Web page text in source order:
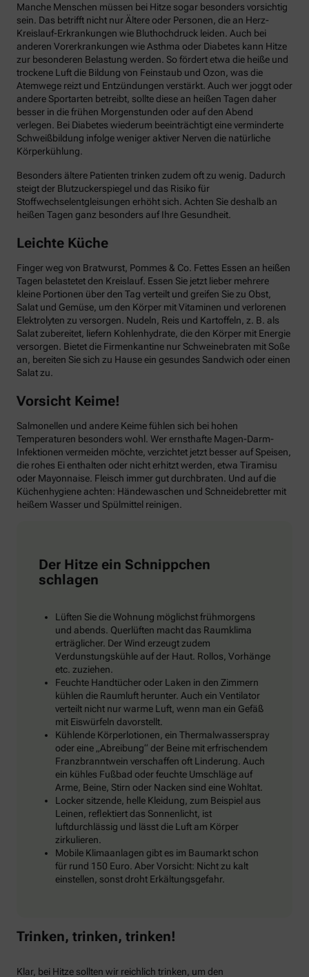
Manche Menschen müssen bei Hitze sogar besonders vorsichtig
sein. Das betrifft nicht nur Ältere oder Personen, die an Herz-
Kreislauf-Erkrankungen wie Bluthochdruck leiden. Auch bei
anderen Vorerkrankungen wie Asthma oder Diabetes kann Hitze
zur besonderen Belastung werden. So fördert etwa die heiße und
trockene Luft die Bildung von Feinstaub und Ozon, was die
Atemwege reizt und Entzündungen verstärkt. Auch wer joggt oder
andere Sportarten betreibt, sollte diese an heißen Tagen daher
besser in die frühen Morgenstunden oder auf den Abend
verlegen. Bei Diabetes wiederum beeinträchtigt eine verminderte
Schweißbildung infolge weniger aktiver Nerven die natürliche
Körperkühlung.
Besonders ältere Patienten trinken zudem oft zu wenig. Dadurch
steigt der Blutzuckerspiegel und das Risiko für
Stoffwechselentgleisungen erhöht sich. Achten Sie deshalb an
heißen Tagen ganz besonders auf Ihre Gesundheit.
Leichte Küche
Finger weg von Bratwurst, Pommes & Co. Fettes Essen an heißen
Tagen belastetet den Kreislauf. Essen Sie jetzt lieber mehrere
kleine Portionen über den Tag verteilt und greifen Sie zu Obst,
Salat und Gemüse, um den Körper mit Vitaminen und verlorenen
Elektrolyten zu versorgen. Nudeln, Reis und Kartoffeln, z. B. als
Salat zubereitet, liefern Kohlenhydrate, die den Körper mit Energie
versorgen. Bietet die Firmenkantine nur Schweinebraten mit Soße
an, bereiten Sie sich zu Hause ein gesundes Sandwich oder einen
Salat zu.
Vorsicht Keime!
Salmonellen und andere Keime fühlen sich bei hohen
Temperaturen besonders wohl. Wer ernsthafte Magen-Darm-
Infektionen vermeiden möchte, verzichtet jetzt besser auf Speisen,
die rohes Ei enthalten oder nicht erhitzt werden, etwa Tiramisu
oder Mayonnaise. Fleisch immer gut durchbraten. Und auf die
Küchenhygiene achten: Händewaschen und Schneidebretter mit
heißem Wasser und Spülmittel reinigen.
Der Hitze ein Schnippchen
schlagen
Lüften Sie die Wohnung möglichst frühmorgens
und abends. Querlüften macht das Raumklima
erträglicher. Der Wind erzeugt zudem
Verdunstungskühle auf der Haut. Rollos, Vorhänge
etc. zuziehen.
Feuchte Handtücher oder Laken in den Zimmern
kühlen die Raumluft herunter. Auch ein Ventilator
verteilt nicht nur warme Luft, wenn man ein Gefäß
mit Eiswürfeln davorstellt.
Kühlende Körperlotionen, ein Thermalwasserspray
oder eine „Abreibung“ der Beine mit erfrischendem
Franzbranntwein verschaffen oft Linderung. Auch
ein kühles Fußbad oder feuchte Umschläge auf
Arme, Beine, Stirn oder Nacken sind eine Wohltat.
Locker sitzende, helle Kleidung, zum Beispiel aus
Leinen, reflektiert das Sonnenlicht, ist
luftdurchlässig und lässt die Luft am Körper
zirkulieren.
Mobile Klimaanlagen gibt es im Baumarkt schon
für rund 150 Euro. Aber Vorsicht: Nicht zu kalt
einstellen, sonst droht Erkältungsgefahr.
Trinken, trinken, trinken!
Klar, bei Hitze sollten wir reichlich trinken, um den